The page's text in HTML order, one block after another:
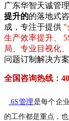
广东华智天诚管
提升的的落地式
成，专注于提供 "
生产效率提升、
局、专业目视化
问题订制解决方
全国咨询热线：
6S管理是每个企
的工作都是重点，